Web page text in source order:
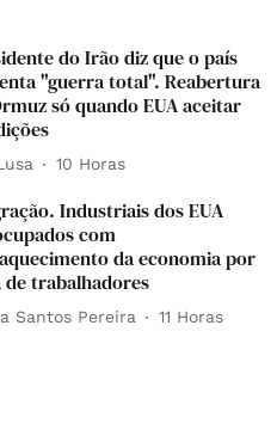
do Irão diz que o país
"guerra total". Reabertura
só quando EUA aceitar
10 Horas
Industriais dos EUA
com
da economia por
de trabalhadores
Santos Pereira 11 Horas